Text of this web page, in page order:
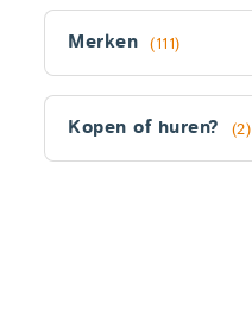
Filter
Merken (111)
Kopen of huren? (2)